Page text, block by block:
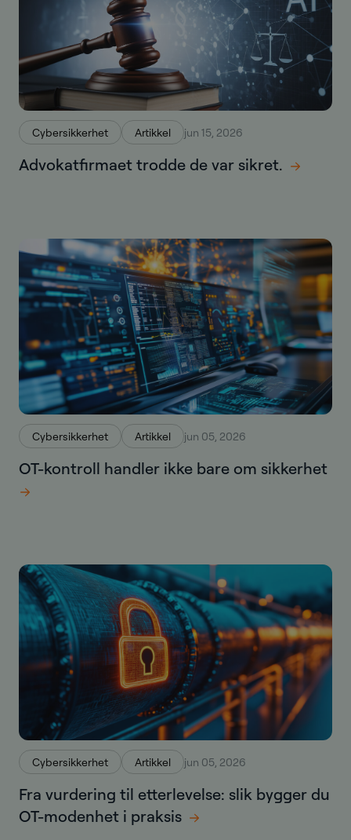
Cybersikkerhet Artikkel jun 15, 2026
Advokatfirmaet trodde de var sikret.
Cybersikkerhet Artikkel jun 05, 2026
OT-kontroll handler ikke bare om sikkerhet
Cybersikkerhet Artikkel jun 05, 2026
Fra vurdering til etterlevelse: slik bygger du
OT-modenhet i praksis